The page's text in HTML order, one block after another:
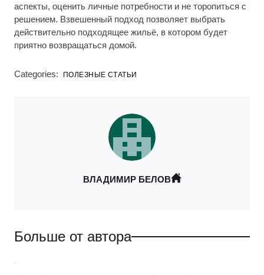
аспекты, оценить личные потребности и не торопиться с
решением. Взвешенный подход позволяет выбрать
действительно подходящее жильё, в котором будет
приятно возвращаться домой.
Categories: ПОЛЕЗНЫЕ СТАТЬИ
ВЛАДИМИР БЕЛОВ
Больше от автора